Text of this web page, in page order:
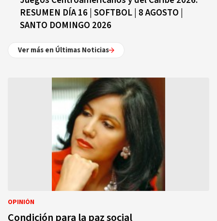
RESUMEN DÍA 16 | SOFTBOL | 8 AGOSTO |
SANTO DOMINGO 2026
Ver más en Últimas Noticias
OPINIÓN
Condición para la paz social